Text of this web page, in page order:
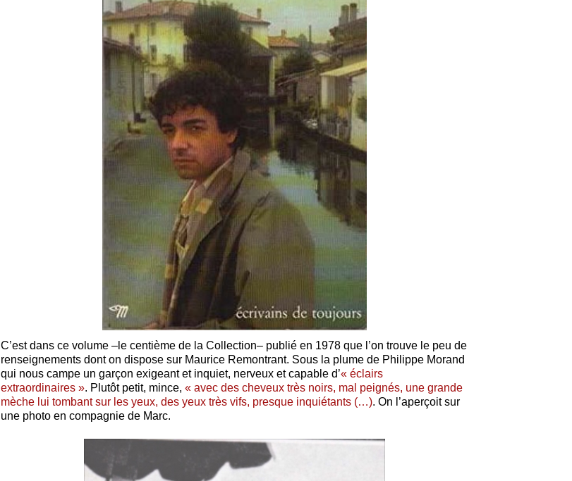
C’est dans ce volume –le centième de la Collection– publié en 1978 que l’on trouve le peu de
renseignements dont on dispose sur Maurice Remontrant. Sous la plume de Philippe Morand
qui nous campe un garçon exigeant et inquiet, nerveux et capable d’« éclairs
extraordinaires ». Plutôt petit, mince,« avec des cheveux très noirs, mal peignés, une grande
mèche lui tombant sur les yeux, des yeux très vifs, presque inquiétants (…). On l’aperçoit sur
une photo en compagnie de Marc.